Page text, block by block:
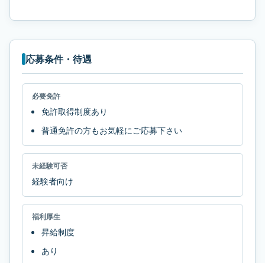
応募条件・待遇
必要免許
免許取得制度あり
普通免許の方もお気軽にご応募下さい
未経験可否
経験者向け
福利厚生
昇給制度
あり